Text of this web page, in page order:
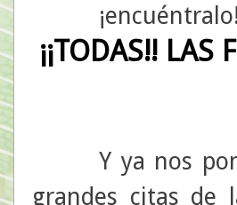
¡¡TODAS!!
Y ya nos
grandes citas